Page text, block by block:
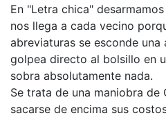
En "Letra chica"
nos llega a cada vecino
abreviaturas se esconde
golpea directo al bolsillo en
sobra absolutamente nada.
Se trata de una maniobra de
sacarse de encima sus